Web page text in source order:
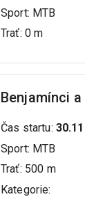
Sport: MTB
Trať: 0 m
Benjamínci
Čas startu:
Sport: MTB
Trať: 500 m
Kategorie: